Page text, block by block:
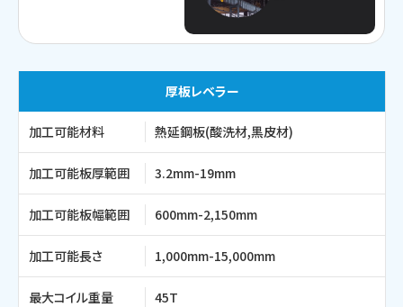
厚板レベラー
加工可能材料 熱延鋼板(酸洗材,黒皮材)
加工可能板厚範囲 3.2mm-19mm
加工可能板幅範囲 600mm-2,150mm
加工可能長さ 1,000mm-15,000mm
最大コイル重量 45T